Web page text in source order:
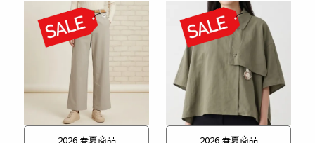
2026 春夏商品 2026 春夏商品